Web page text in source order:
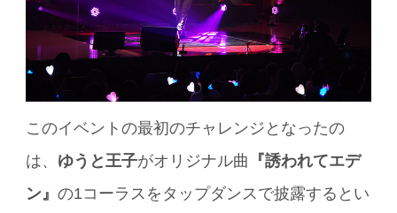
このイベントの最初のチャレンジとなったの
は、 ゆうと王子がオリジナル曲
『誘われてエデ
ン』の1コーラスをタップダンスで披露するとい